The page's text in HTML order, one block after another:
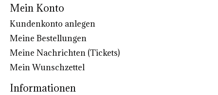
Mein Konto
Kundenkonto anlegen
Meine Bestellungen
Meine Nachrichten (Tickets)
Mein Wunschzettel
Informationen